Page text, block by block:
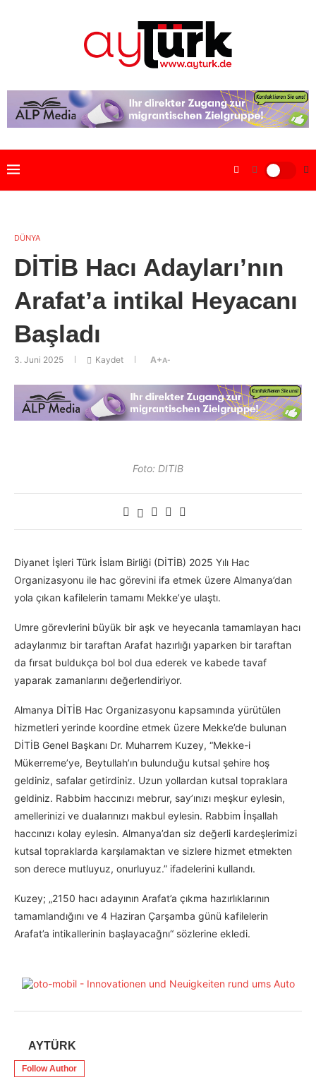
DÜNYA
DİTİB Hacı Adayları’nın
Arafat’a intikal Heyacanı
Başladı
3. Juni 2025 Kaydet A+A-
Foto: DITIB
Diyanet İşleri Türk İslam Birliği (DİTİB) 2025 Yılı Hac
Organizasyonu ile hac görevini ifa etmek üzere Almanya’dan
yola çıkan kafilelerin tamamı Mekke’ye ulaştı.
Umre görevlerini büyük bir aşk ve heyecanla tamamlayan hacı
adaylarımız bir taraftan Arafat hazırlığı yaparken bir taraftan
da fırsat buldukça bol bol dua ederek ve kabede tavaf
yaparak zamanlarını değerlendiriyor.
Almanya DİTİB Hac Organizasyonu kapsamında yürütülen
hizmetleri yerinde koordine etmek üzere Mekke’de bulunan
DİTİB Genel Başkanı Dr. Muharrem Kuzey, “Mekke-i
Mükerreme’ye, Beytullah’ın bulunduğu kutsal şehire hoş
geldiniz, safalar getirdiniz. Uzun yollardan kutsal topraklara
geldiniz. Rabbim haccınızı mebrur, say’ınızı meşkur eylesin,
amellerinizi ve dualarınızı makbul eylesin. Rabbim İnşallah
haccınızı kolay eylesin. Almanya’dan siz değerli kardeşlerimizi
kutsal topraklarda karşılamaktan ve sizlere hizmet etmekten
son derece mutluyuz, onurluyuz.” ifadelerini kullandı.
Kuzey; „2150 hacı adayının Arafat’a çıkma hazırlıklarının
tamamlandığını ve 4 Haziran Çarşamba günü kafilelerin
Arafat’a intikallerinin başlayacağnı“ sözlerine ekledi.
AYTÜRK
Follow Author